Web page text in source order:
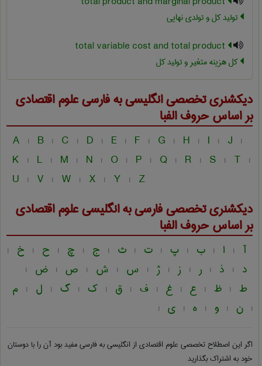
تولید کل و تولدی نهایی
کل هزینه متغیر و تولید کل
دیکشنری تخصصی انگلیسی به فارسیعلوم اقتصادی
بر اساس حروف الفبا
A | B | C | D | E | F | G | H | I | J |
K | L | M | N | O | P | Q | R | S | T |
U | V | W | X | Y | Z
دیکشنری تخصصی فارسی به انگلیسیعلوم اقتصادی
بر اساس حروف الفبا
آ | ا | ب | پ | ت | ث | ج | چ | ح | خ |
د | ذ | ر | ز | ژ | س | ش | ص | ض |
ط | ظ | ع | غ | ف | ق | ک | گ | ل | م
| ن | و | ه | ی |
اگر این اصطلاح تخصصی علوم اقتصادی از انگلیسی به فارسیمفید بود آن را با دوستان
خود به اشتراک بگذارید